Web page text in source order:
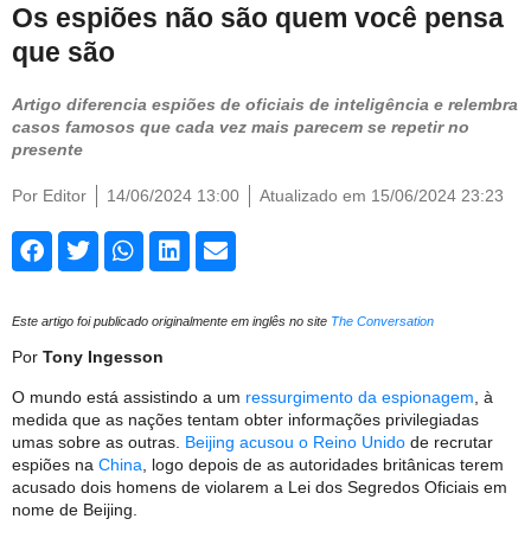
Os espiões não são quem você pensa
que são
Artigo diferencia espiões de oficiais de inteligência e relembra
casos famosos que cada vez mais parecem se repetir no
presente
Por Editor 14/06/2024 13:00 Atualizado em 15/06/2024 23:23
Este artigo foi publicado originalmente em inglês no site The Conversation
Por Tony Ingesson
O mundo está assistindo a um ressurgimento da espionagem , à
medida que as nações tentam obter informações privilegiadas
umas sobre as outras. Beijing acusou o Reino Unido de recrutar
espiões na China , logo depois de as autoridades britânicas terem
acusado dois homens de violarem a Lei dos Segredos Oficiais em
nome de Beijing.